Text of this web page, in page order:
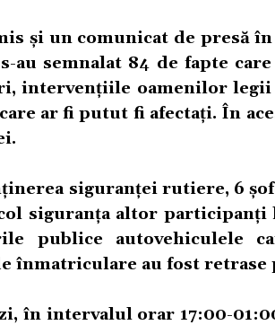
și un comunicat de presă
au semnalat 84 de fapte
intervențiile oamenilor
ar fi putut fi afectați. În
siguranței rutiere, 6
siguranța altor participanți
publice autovehiculele
înmatriculare au fost
zi, în intervalul orar 17:00-